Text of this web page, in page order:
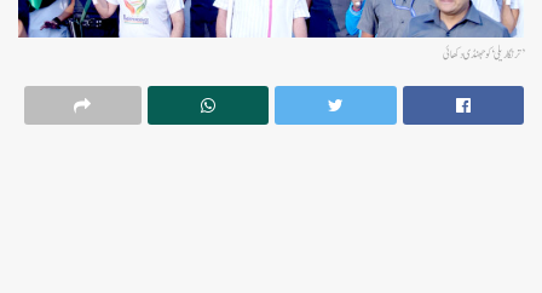
’ترنگا ریلی‘ کو جھنڈی دکھائی